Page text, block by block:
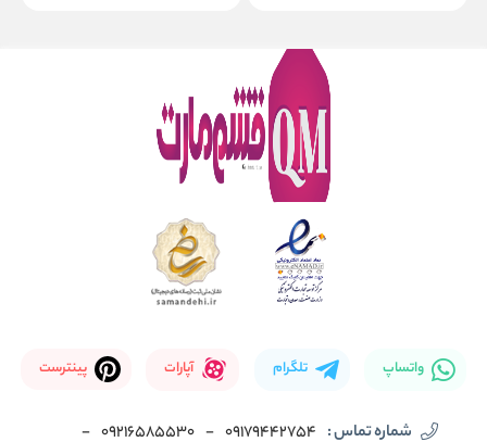
واتساپ تلگرام آپارات پینترست
شماره تماس : 09179442754
-
09216585530
-